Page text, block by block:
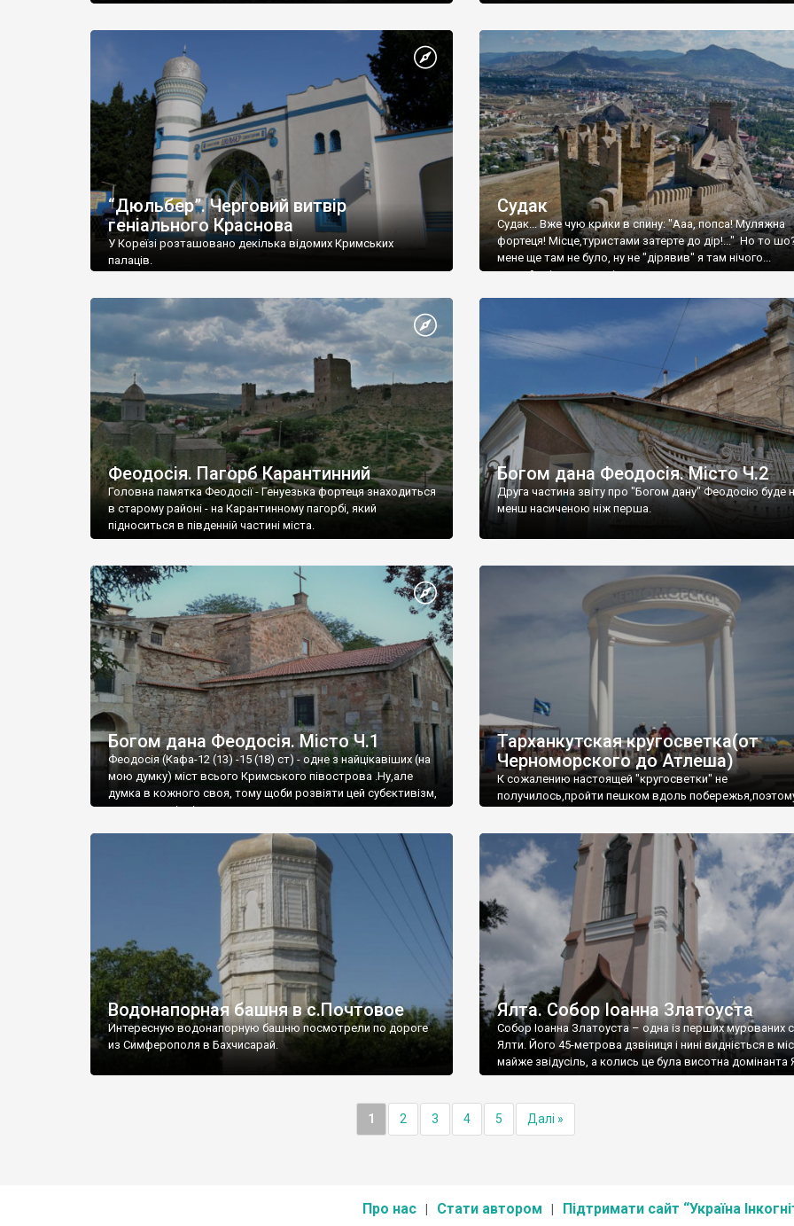
“Дюльбер”. Черговий витвір
геніального Краснова
У Кореїзі розташовано декілька відомих Кримських
палаців.
Судак
Судак... Вже чую крики в спину: "Ааа, попса! Муляжна
фортеця! Місце,туристами затерте до дір!..." Но то
мене ще там не було, ну не "дірявив" я там нічого...
принаймні до цього літа.
Феодосія. Пагорб Карантинний
Головна памятка Феодосії - Генуезька фортеця знаходиться
в старому районі - на Карантинному пагорбі, який
підноситься в південній частині міста.
Богом дана Феодосія. Місто Ч.2
Друга частина звіту про "Богом дану" Феодосію буде
менш насиченою ніж перша.
Богом дана Феодосія. Місто Ч.1
Феодосія (Кафа-12 (13) -15 (18) ст) - одне з найцікавіших (на
мою думку) міст всього Кримського півострова .Ну,але
думка в кожного своя, тому щоби розвіяти цей субєктивізм,
запрошую відвідати це
Тарханкутская кругосветка(от
Черноморского до Атлеша)
К сожалению настоящей "кругосветки" не
получилось,пройти пешком вдоль
Водонапорная башня в с.Почтовое
Интересную водонапорную башню посмотрели по дороге
из Симферополя в Бахчисарай.
Ялта. Собор Іоанна Златоуста
Собор Іоанна Златоуста – одна із перших мурованих
Ялти. Його 45-метрова дзвіниця і нині видніється в
майже звідусіль, а колись це була висотна домінанта
1 2 3 4 5 Далі »
Про нас Стати автором Підтримати сайт “Україна